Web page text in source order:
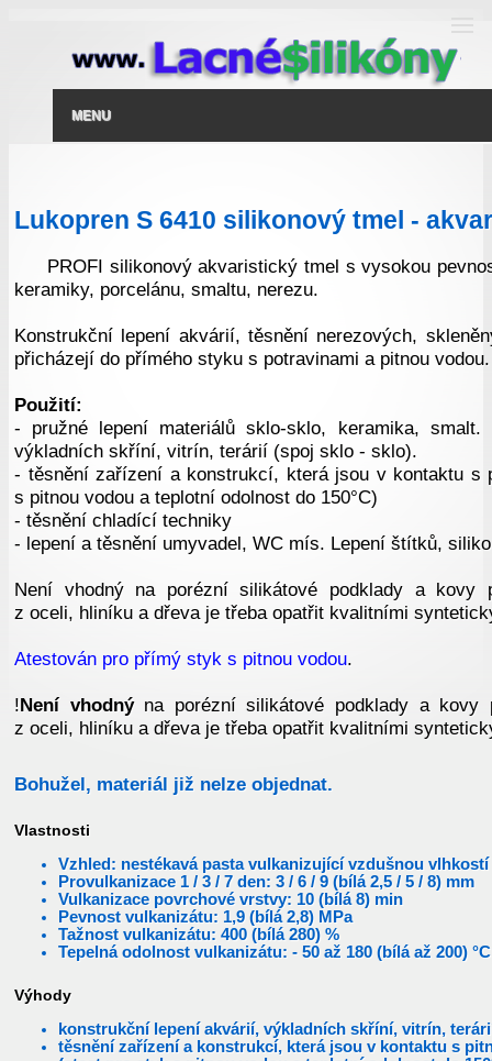
MENU
Lukopren S 6410 silikonový tmel -
PROFI silikonový akvaristický tmel s vysokou
keramiky, porcelánu, smaltu, nerezu.
Konstrukční lepení akvárií, těsnění nerezových,
přicházejí do přímého styku s potravinami a pitnou vodou.
Použití:
- pružné lepení materiálů sklo-sklo, keramika, smalt.
výkladních skříní, vitrín, terárií (spoj sklo - sklo).
- těsnění zařízení a konstrukcí, která jsou v kontaktu s
s pitnou vodou a teplotní odolnost do 150°C)
- těsnění chladící techniky
- lepení a těsnění umyvadel, WC mís. Lepení štítků,
Není vhodný na porézní silikátové podklady a kovy
z oceli, hliníku a dřeva je třeba opatřit kvalitními
Atestován pro přímý styk s pitnou vodou.
!Není vhodnýna porézní silikátové podklady a kovy
z oceli, hliníku a dřeva je třeba opatřit kvalitními
Bohužel, materiál již nelze objednat.
Vlastnosti
Vzhled: nestékavá pasta vulkanizující vzdušnou
Provulkanizace 1 / 3 / 7 den: 3 / 6 / 9 (bílá 2,5 / 5 / 8) mm
Vulkanizace povrchové vrstvy: 10 (bílá 8) min
Pevnost vulkanizátu: 1,9 (bílá 2,8) MPa
Tažnost vulkanizátu: 400 (bílá 280) %
Tepelná odolnost vulkanizátu: - 50 až 180 (bílá až 200) °C
Výhody
konstrukční lepení akvárií, výkladních skříní, vitrín,
těsnění zařízení a konstrukcí, která jsou v kontaktu s